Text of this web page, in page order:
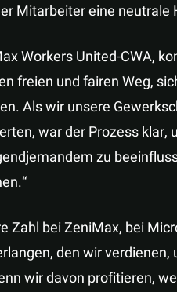
Mitarbeiter eine neutrale
Workers United-CWA,
freien und fairen Weg,
Als wir unsere
war der Prozess
zu
Zahl bei ZeniMax, bei
den wir
wir davon profitieren,